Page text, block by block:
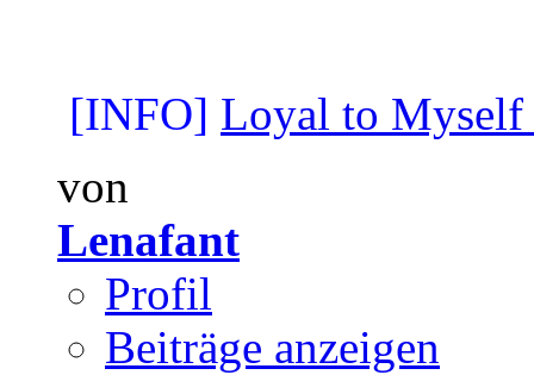
[INFO] Loyal to
von
Lenafant
Profil
Beiträge anzeigen